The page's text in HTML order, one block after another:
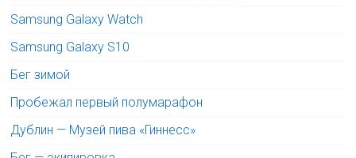
Samsung Galaxy Watch
Samsung Galaxy S10
Бег зимой
Пробежал первый полумарафон
Дублин — Музей пива «Гиннесс»